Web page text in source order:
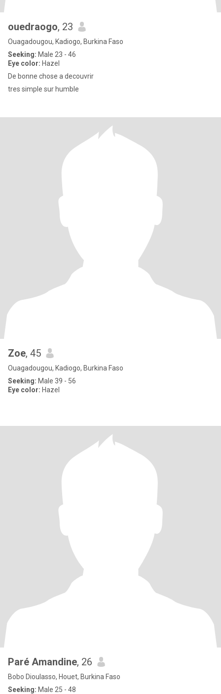
ouedraogo, 23
Ouagadougou, Kadiogo, Burkina Faso
Seeking: Male 23 - 46
Eye color: Hazel
De bonne chose a decouvrir
tres simple sur humble
Zoe, 45
Ouagadougou, Kadiogo, Burkina Faso
Seeking: Male 39 - 56
Eye color: Hazel
Paré Amandine, 26
Bobo Dioulasso, Houet, Burkina Faso
Seeking: Male 25 - 48